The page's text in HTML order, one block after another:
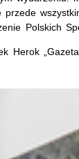
Polskich
Herok